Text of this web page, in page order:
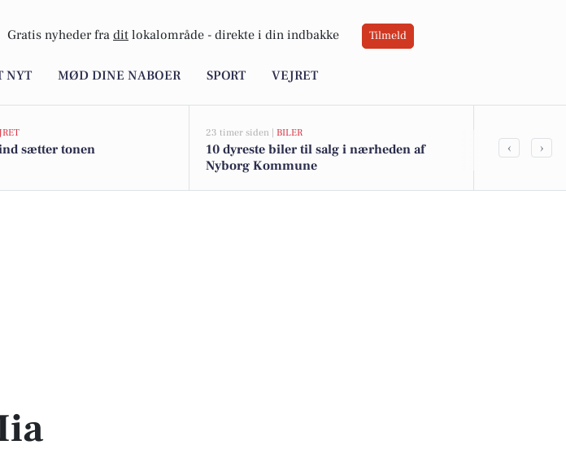
Gratis nyheder fra dit lokalområde - direkte i din indbakke Tilmeld
NYT MØD DINE NABOER SPORT VEJRET
sætter tonen
23 timer siden | BILER
10 dyreste biler til salg i nærheden af
Nyborg Kommune
‹ ›